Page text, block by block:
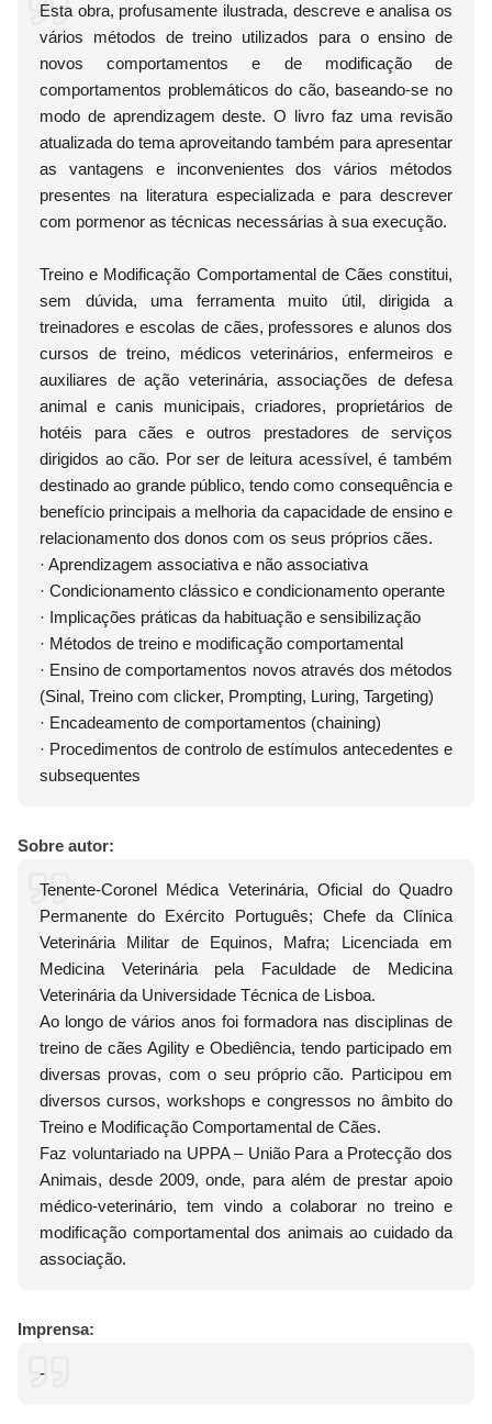
Esta obra, profusamente ilustrada, descreve e analisa os
vários métodos de treino utilizados para o ensino de
novos comportamentos e de modificação de
comportamentos problemáticos do cão, baseando-se no
modo de aprendizagem deste. O livro faz uma revisão
atualizada do tema aproveitando também para apresentar
as vantagens e inconvenientes dos vários métodos
presentes na literatura especializada e para descrever
com pormenor as técnicas necessárias à sua execução.
Treino e Modificação Comportamental de Cães constitui,
sem dúvida, uma ferramenta muito útil, dirigida a
treinadores e escolas de cães, professores e alunos dos
cursos de treino, médicos veterinários, enfermeiros e
auxiliares de ação veterinária, associações de defesa
animal e canis municipais, criadores, proprietários de
hotéis para cães e outros prestadores de serviços
dirigidos ao cão. Por ser de leitura acessível, é também
destinado ao grande público, tendo como consequência e
benefício principais a melhoria da capacidade de ensino e
relacionamento dos donos com os seus próprios cães.
· Aprendizagem associativa e não associativa
· Condicionamento clássico e condicionamento operante
· Implicações práticas da habituação e sensibilização
· Métodos de treino e modificação comportamental
· Ensino de comportamentos novos através dos métodos
(Sinal, Treino com clicker, Prompting, Luring, Targeting)
· Encadeamento de comportamentos (chaining)
· Procedimentos de controlo de estímulos antecedentes e
subsequentes
Sobre autor:
Tenente-Coronel Médica Veterinária, Oficial do Quadro
Permanente do Exército Português; Chefe da Clínica
Veterinária Militar de Equinos, Mafra; Licenciada em
Medicina Veterinária pela Faculdade de Medicina
Veterinária da Universidade Técnica de Lisboa.
Ao longo de vários anos foi formadora nas disciplinas de
treino de cães Agility e Obediência, tendo participado em
diversas provas, com o seu próprio cão. Participou em
diversos cursos, workshops e congressos no âmbito do
Treino e Modificação Comportamental de Cães.
Faz voluntariado na UPPA – União Para a Protecção dos
Animais, desde 2009, onde, para além de prestar apoio
médico-veterinário, tem vindo a colaborar no treino e
modificação comportamental dos animais ao cuidado da
associação.
Imprensa:
-